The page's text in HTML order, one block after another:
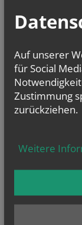
Großkrut
Katzelsdorf
Reintal
NAMENSTAGE
Auf unserer
für Social
Zustimmung
zurückziehen.
Weitere